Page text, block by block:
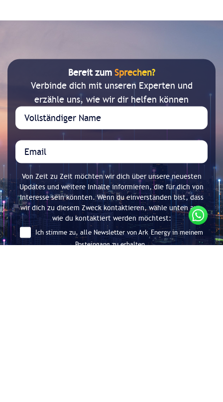
Bereit zum Sprechen?
Verbinde dich mit unseren Experten und
erzähle uns, wie wir dir helfen können
Von Zeit zu Zeit möchten wir dich über unsere neuesten
Updates und weitere Inhalte informieren, die für dich von
Interesse sein könnten. Wenn du einverstanden bist, dass
wir dich zu diesem Zweck kontaktieren, wähle unten aus,
wie du kontaktiert werden möchtest:
Ich stimme zu, alle Newsletter von Ark Energy in meinem
Posteingang zu erhalten.